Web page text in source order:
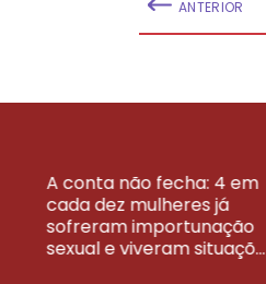
ANTERIOR
A conta não fecha: 4 em
cada dez mulheres já
sofreram importunação
sexual e viveram situaçõ...